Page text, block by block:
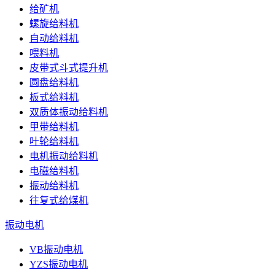
给矿机
螺旋给料机
自动给料机
喂料机
皮带式斗式提升机
圆盘给料机
板式给料机
双质体振动给料机
甲带给料机
叶轮给料机
电机振动给料机
电磁给料机
振动给料机
往复式给煤机
振动电机
VB振动电机
YZS振动电机